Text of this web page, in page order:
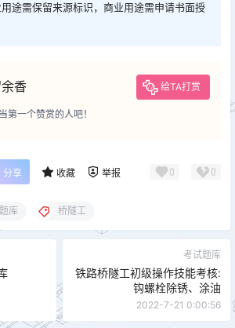
途需保留来源标识，商业用途需申请书面授
香 给TA打赏
第一个赞赏的人吧！
分享 收藏 举报 0 0
库 桥隧工
考试题库
铁路桥隧工初级操作技能考核:
钩螺栓除锈、涂油
2022-7-21 0:00:56